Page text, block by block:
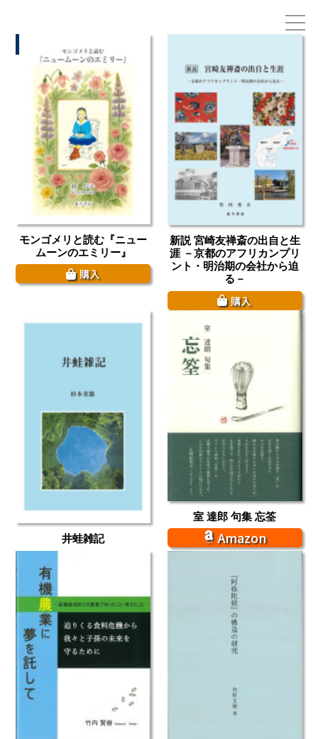
モンゴメリと読む『ニュー
ムーンのエミリー』
購入
新説 宮崎友禅斎の出自と生
涯 －京都のアフリカンプリ
ント・明治期の会社から迫
る－
購入
井蛙雑記
室 達郎 句集 忘筌
Amazon
お電話でのお問い合わせ
075-791-6125